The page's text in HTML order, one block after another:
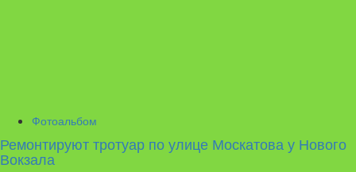
Фотоальбом
Ремонтируют тротуар по улице Москатова у Нового
Вокзала